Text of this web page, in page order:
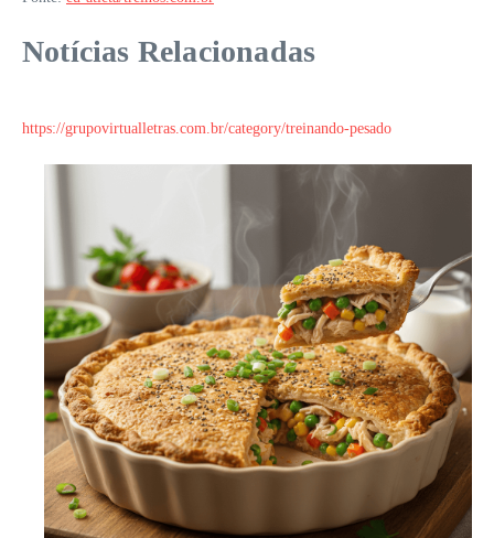
Notícias Relacionadas
https://grupovirtualletras.com.br/category/treinando-pesado